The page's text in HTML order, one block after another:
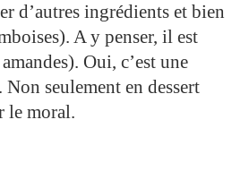
d’autres ingrédients et bien
A y penser, il est
Oui, c’est une
seulement en dessert
le moral.